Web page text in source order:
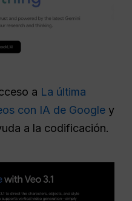
a La última
con IA de Google y
a la codificación.